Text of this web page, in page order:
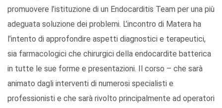
promuovere l’istituzione di un Endocarditis Team per una più
adeguata soluzione dei problemi. L’incontro di Matera ha
l’intento di approfondire aspetti diagnostici e terapeutici,
sia farmacologici che chirurgici della endocardite batterica
in tutte le sue forme e presentazioni. Il corso – che sarà
animato dagli interventi di numerosi specialisti e
professionisti e che sarà rivolto principalmente ad operatori